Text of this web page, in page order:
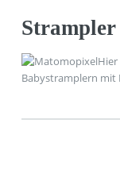
Babystramplern